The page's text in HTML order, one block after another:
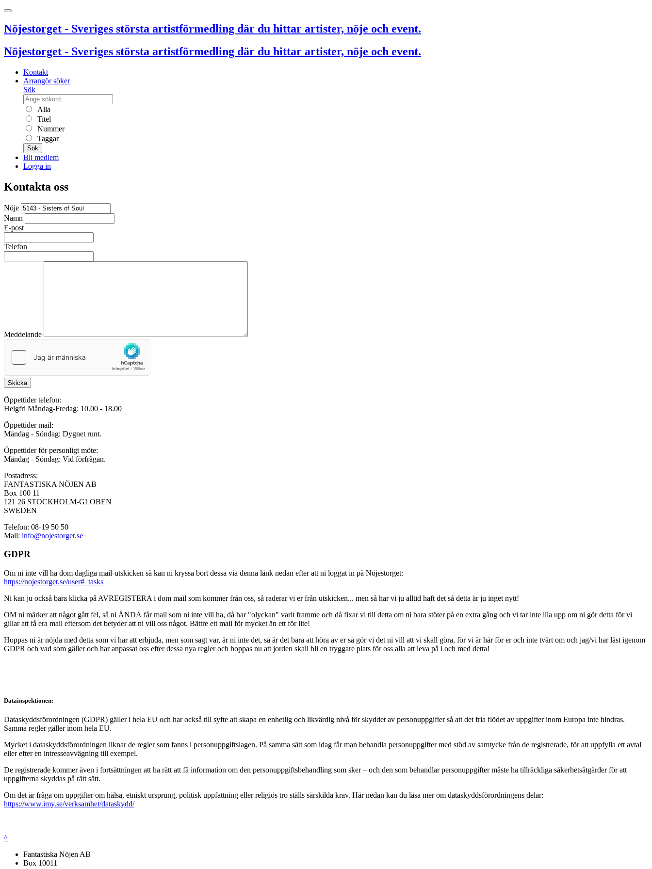
Nöjestorget - Sveriges största artistförmedling där du hittar artister, nöje och event.
Nöjestorget - Sveriges största artistförmedling där du hittar artister, nöje och event.
Kontakt
Arrangör söker
Sök
Alla
Titel
Nummer
Taggar
Sök
Bli medlem
Logga in
Kontakta oss
Nöje
Namn
E-post
Telefon
Meddelande
Skicka
Öppettider telefon:
Helgfri Måndag-Fredag: 10.00 - 18.00
Öppettider mail:
Måndag - Söndag: Dygnet runt.
Öppettider för personligt möte:
Måndag - Söndag: Vid förfrågan.
Postadress:
FANTASTISKA NÖJEN AB
Box 100 11
121 26 STOCKHOLM-GLOBEN
SWEDEN
Telefon: 08-19 50 50
Mail: info@nojestorget.se
GDPR
Om ni inte vill ha dom dagliga mail-utskicken så kan ni kryssa bort dessa via denna länk nedan efter att ni loggat in på Nöjestorget:
https://nojestorget.se/user#_tasks
Ni kan ju också bara klicka på AVREGISTERA i dom mail som kommer från oss, så raderar vi er från utskicken... men så har vi ju alltid haft det så detta är ju inget nytt!
OM ni märker att något gått fel, så ni ÄNDÅ får mail som ni inte vill ha, då har "olyckan" varit framme och då fixar vi till detta om ni bara stöter på en extra gång och vi tar inte illa upp om ni gör detta för vi
gillar att få era mail eftersom det betyder att ni vill oss något. Bättre ett mail för mycket än ett för lite!
Hoppas ni är nöjda med detta som vi har att erbjuda, men som sagt var, är ni inte det, så är det bara att höra av er så gör vi det ni vill att vi skall göra, för vi är här för er och inte tvärt om och jag/vi har läst igenom
GDPR och vad som gäller och har anpassat oss efter dessa nya regler och hoppas nu att jorden skall bli en tryggare plats för oss alla att leva på i och med detta!
Datainspektionen:
Dataskyddsförordningen (GDPR) gäller i hela EU och har också till syfte att skapa en enhetlig och likvärdig nivå för skyddet av personuppgifter så att det fria flödet av uppgifter inom Europa inte hindras.
Samma regler gäller inom hela EU.
Mycket i dataskyddsförordningen liknar de regler som fanns i personuppgiftslagen. På samma sätt som idag får man behandla personuppgifter med stöd av samtycke från de registrerade, för att uppfylla ett avtal
eller efter en intresseavvägning till exempel.
De registrerade kommer även i fortsättningen att ha rätt att få information om den personuppgiftsbehandling som sker – och den som behandlar personuppgifter måste ha tillräckliga säkerhetsåtgärder för att
uppgifterna skyddas på rätt sätt.
Om det är fråga om uppgifter om hälsa, etniskt ursprung, politisk uppfattning eller religiös tro ställs särskilda krav. Här nedan kan du läsa mer om dataskyddsförordningens delar:
https://www.imy.se/verksamhet/dataskydd/
^
Fantastiska Nöjen AB
Box 10011